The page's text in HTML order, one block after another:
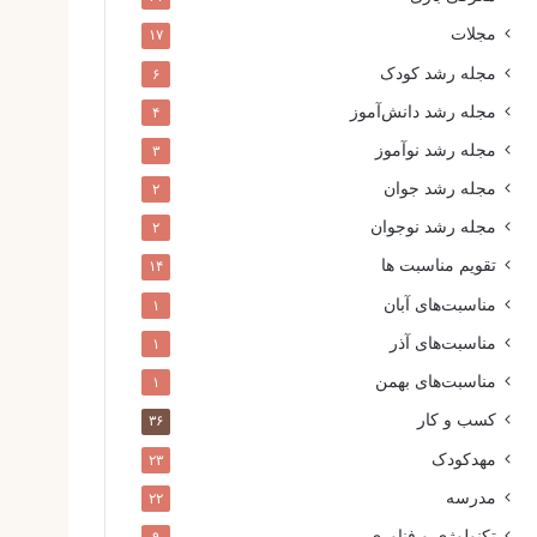
مجلات ۱۷
مجله رشد کودک ۶
مجله رشد دانش‌آموز ۴
مجله رشد نوآموز ۳
مجله رشد جوان ۲
مجله رشد نوجوان ۲
تقویم مناسبت ها ۱۴
مناسبت‌های آبان ۱
مناسبت‌های آذر ۱
مناسبت‌های بهمن ۱
کسب و کار ۳۶
مهدکودک ۲۳
مدرسه ۲۲